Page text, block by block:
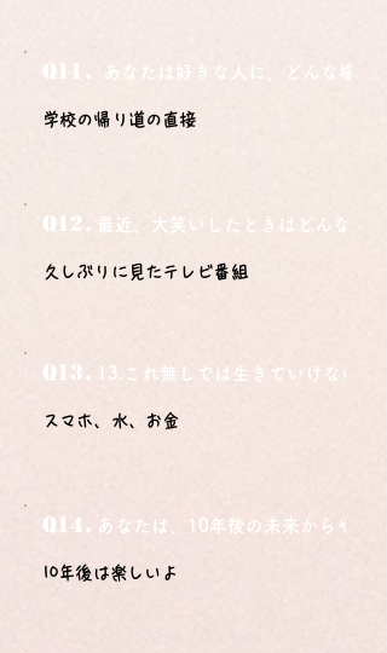
Q11. あなたは好きな人に、どんな場所
学校の帰り道の直接
Q12. 最近、大笑いしたときはどんな時？
久しぶりに見たテレビ番組
Q13. 13.これ無しでは生きていけないモ
スマホ、水、お金
Q14. あなたは、10年後の未来からやっ
10年後は楽しいよ